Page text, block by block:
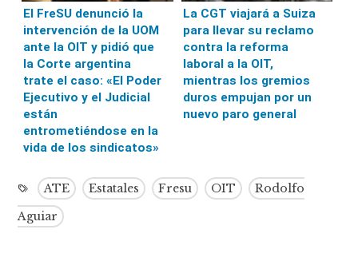
El FreSU denunció la
intervención de la UOM
ante la OIT y pidió que
la Corte argentina
trate el caso: «El Poder
Ejecutivo y el Judicial
están
entrometiéndose en la
vida de los sindicatos»
La CGT viajará a Suiza
para llevar su reclamo
contra la reforma
laboral a la OIT,
mientras los gremios
duros empujan por un
nuevo paro general
ATE Estatales Fresu OIT
Rodolfo
Aguiar